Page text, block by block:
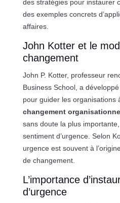
des stratégies pour instaurer
des exemples concrets
affaires.
John Kotter et le
changement
John P. Kotter, professeur
Business School, a
pour guider les organisations
changement
sans doute la plus
sentiment d’urgence. Selon
urgence est souvent à
de changement.
L’importance
d’urgence